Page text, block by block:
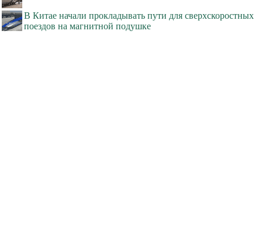
В Китае начали прокладывать пути для сверхскоростных
поездов на магнитной подушке